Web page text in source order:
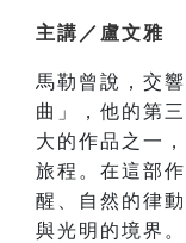
主講／盧文雅
馬勒曾說，交
曲」，他的第
大的作品之一
旅程。在這部
醒、自然的律
與光明的境界。